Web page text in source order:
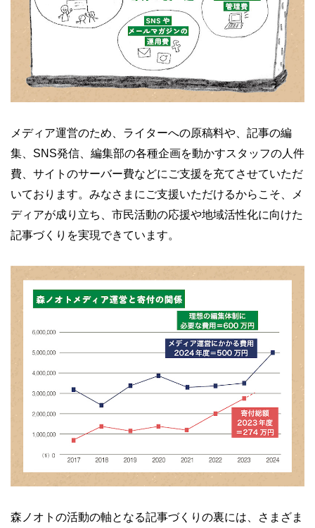
メディア運営のため、ライターへの原稿料や、記事の編
集、SNS発信、編集部の各種企画を動かすスタッフの人件
費、サイトのサーバー費などにご支援を充てさせていただ
いております。みなさまにご支援いただけるからこそ、メ
ディアが成り立ち、市民活動の応援や地域活性化に向けた
記事づくりを実現できています。
森ノオトの活動の軸となる記事づくりの裏には、さまざま